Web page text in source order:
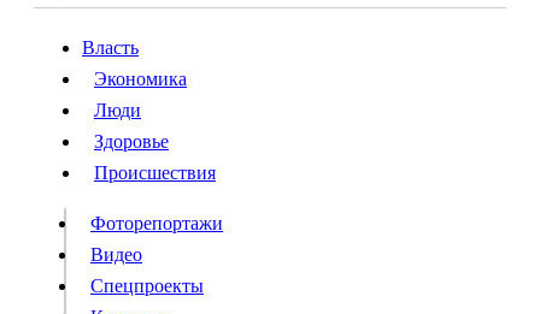
Власть
Происшествия
Видео
Конкурсы
Власть
Экономика
Люди
Здоровье
Происшествия
Фоторепортажи
Видео
Спецпроекты